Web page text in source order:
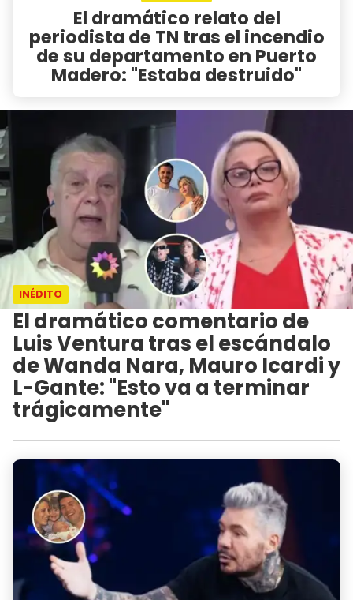
El dramático relato del
periodista de TN tras el incendio
de su departamento en Puerto
Madero: "Estaba destruido"
INÉDITO
El dramático comentario de
Luis Ventura tras el escándalo
de Wanda Nara, Mauro Icardi y
L-Gante: "Esto va a terminar
trágicamente"